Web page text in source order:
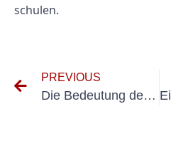
schulen.
PREVIOUS
Die Bedeutung der VDE-Maschinenprüfung für die Arbeitssicherheit verstehen